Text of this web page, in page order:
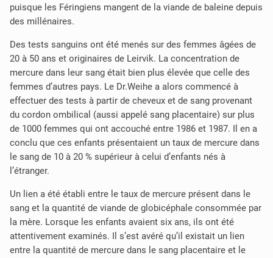
puisque les Féringiens mangent de la viande de baleine depuis
des millénaires.
Des tests sanguins ont été menés sur des femmes âgées de
20 à 50 ans et originaires de Leirvik. La concentration de
mercure dans leur sang était bien plus élevée que celle des
femmes d’autres pays. Le Dr.Weihe a alors commencé à
effectuer des tests à partir de cheveux et de sang provenant
du cordon ombilical (aussi appelé sang placentaire) sur plus
de 1000 femmes qui ont accouché entre 1986 et 1987. Il en a
conclu que ces enfants présentaient un taux de mercure dans
le sang de 10 à 20 % supérieur à celui d’enfants nés à
l’étranger.
Un lien a été établi entre le taux de mercure présent dans le
sang et la quantité de viande de globicéphale consommée par
la mère. Lorsque les enfants avaient six ans, ils ont été
attentivement examinés. Il s’est avéré qu’il existait un lien
entre la quantité de mercure dans le sang placentaire et le